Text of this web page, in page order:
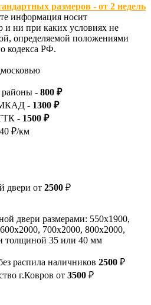
размеров - от 2 недель
информация носит
ни при каких условиях не
определяемой положениями
кодекса РФ.
районы - 800 ₽
МКАД - 1300 ₽
- 1500 ₽
₽/км
двери от 2500 ₽
двери размерами: 550х1900,
700х2000, 800х2000,
толщиной 35 или 40 мм
распила наличников 2500 ₽
г.Ковров от 3500 ₽